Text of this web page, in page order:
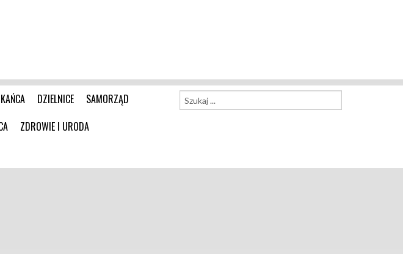
DZIELNICE
SAMORZĄD
ZDROWIE I URODA